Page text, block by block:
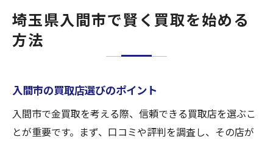
入間市で効果的に買取を進める方法
信頼できる買取店を選ぶための重要ポイント
買取店のライセンスと認証の確認
顧客サービスの質を見極める
買取店とのコミュニケーションの重要性
埼玉県入間市で賢く買取を始める
方法
入間市の買取店選びのポイント
入間市で金買取を考える際、信頼できる買取店を選ぶこ
とが重要です。まず、口コミや評判を調査し、その店が